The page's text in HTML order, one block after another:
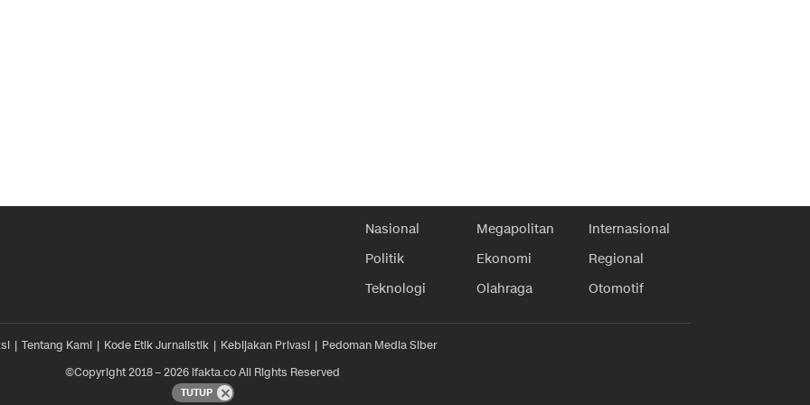
Nasional Megapolitan
Internasional
Politik
Ekonomi
Regional
Teknologi
Olahraga Otomotif
Tentang Kami Kode Etik Jurnalistik Kebijakan Privasi
Pedoman Media Siber
©Copyright 2018 – 2026 ifakta.co All Rights Reserved
TUTUP